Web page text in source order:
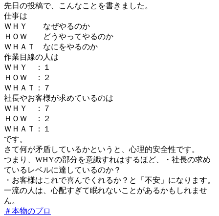
先日の投稿で、こんなことを書きました。
仕事は
ＷＨＹ なぜやるのか
ＨＯＷ どうやってやるのか
ＷＨＡＴ なにをやるのか
作業目線の人は
ＷＨＹ ：１
ＨＯＷ ：２
ＷＨＡＴ：７
社長やお客様が求めているのは
ＷＨＹ ：７
ＨＯＷ ：２
ＷＨＡＴ：１
です。
さて何が矛盾しているかというと、心理的安全性です。
つまり、WHYの部分を意識すれはするほど、・社長の求め
ているレベルに達しているのか？
・お客様はこれで喜んでくれるか？と「不安」になります。
一流の人は、心配すぎて眠れないことがあるかもしれませ
ん。
＃本物のプロ